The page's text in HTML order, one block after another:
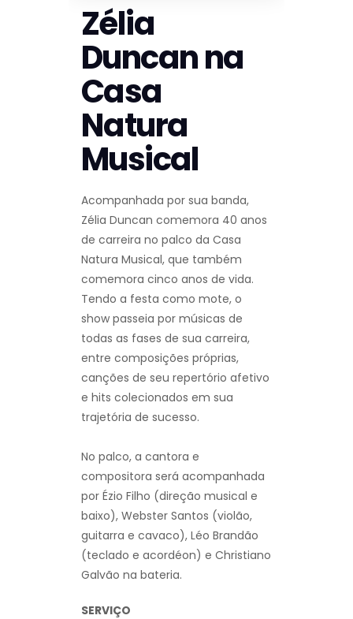
Zélia
Duncan na
Casa
Natura
Musical
Acompanhada por sua banda,
Zélia Duncan comemora 40 anos
de carreira no palco da Casa
Natura Musical, que também
comemora cinco anos de vida.
Tendo a festa como mote, o
show passeia por músicas de
todas as fases de sua carreira,
entre composições próprias,
canções de seu repertório afetivo
e hits colecionados em sua
trajetória de sucesso.
No palco, a cantora e
compositora será acompanhada
por Ézio Filho (direção musical e
baixo), Webster Santos (violão,
guitarra e cavaco), Léo Brandão
(teclado e acordéon) e Christiano
Galvão na bateria.
SERVIÇO